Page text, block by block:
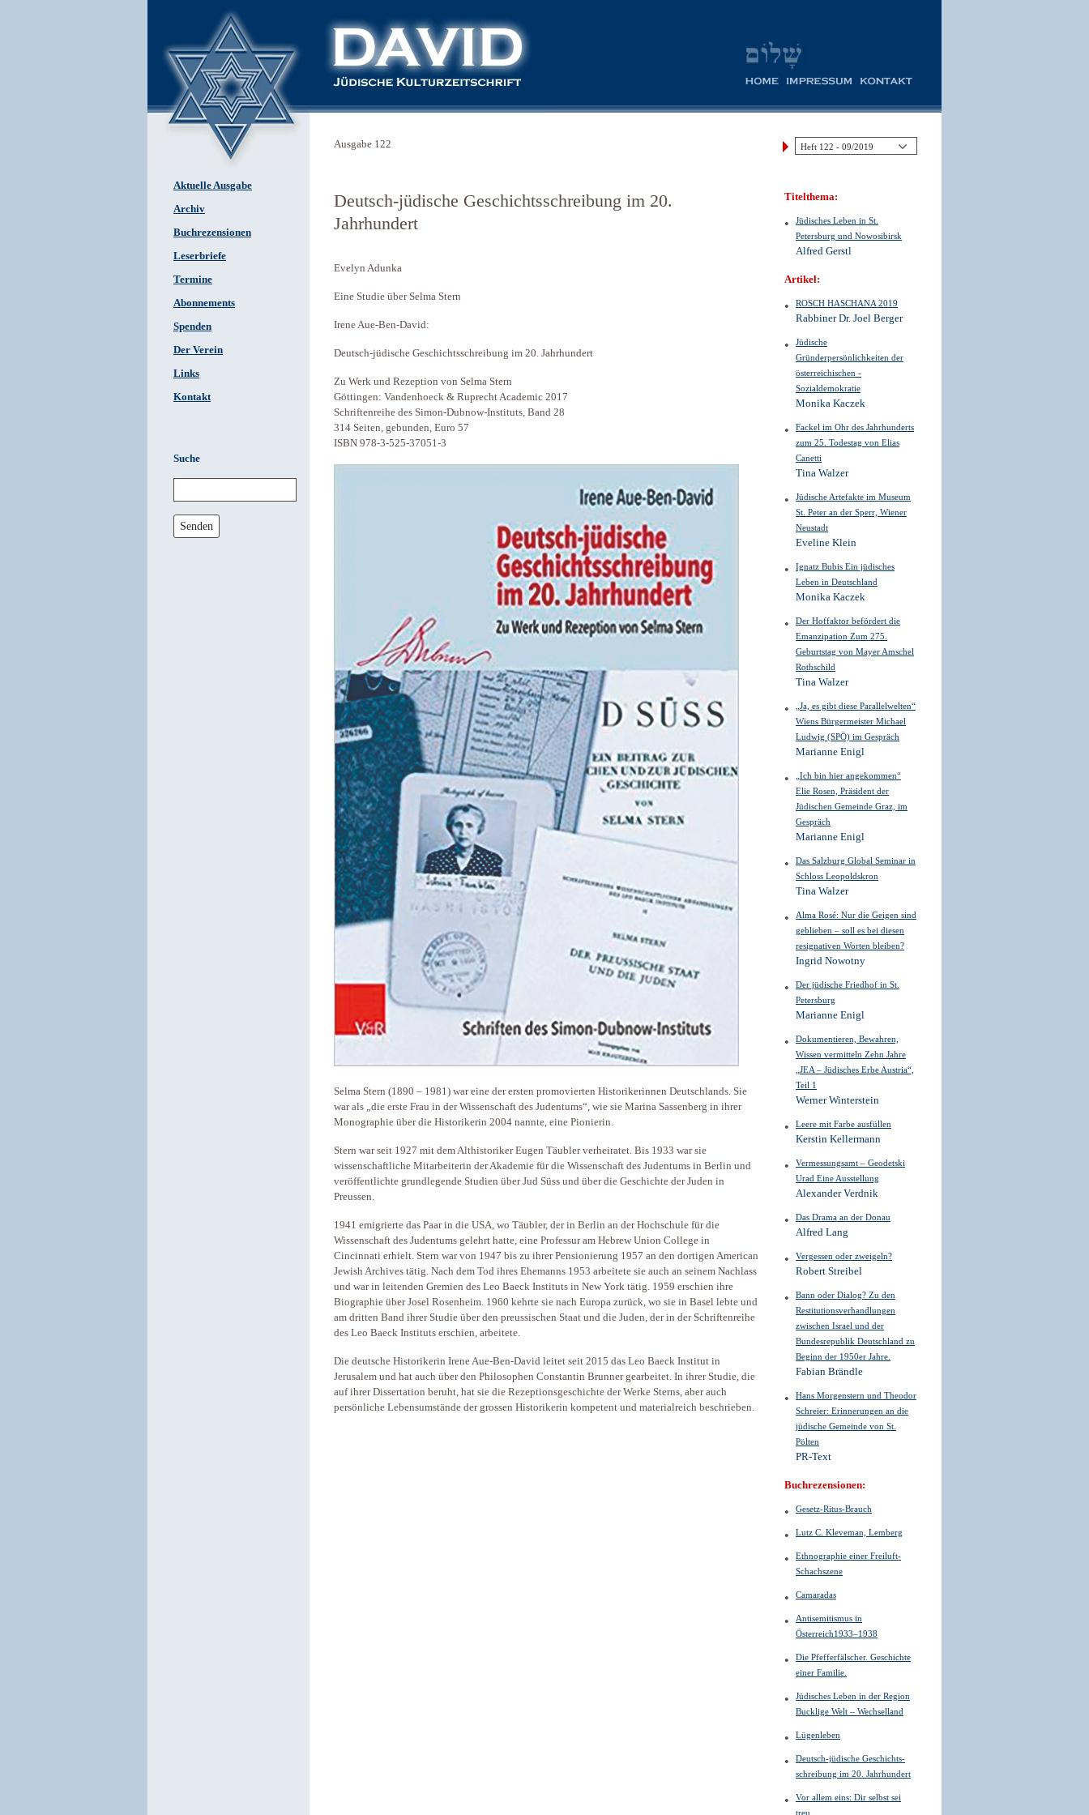
Aktuelle Ausgabe
Archiv
Buchrezensionen
Leserbriefe
Termine
Abonnements
Spenden
Der Verein
Links
Kontakt
Suche
Senden
Ausgabe 122
Deutsch-jüdische Geschichts­schreibung im 20.
Jahrhundert
Evelyn Adunka
Eine Studie über Selma Stern
Irene Aue-Ben-David:
Deutsch-jüdische Geschichts­schreibung im 20. Jahrhundert
Zu Werk und Rezeption von Selma Stern
Göttingen: Vandenhoeck & Ruprecht Academic 2017
Schriftenreihe des Simon-Dubnow-Instituts, Band 28
314 Seiten, gebunden, Euro 57
ISBN 978-3-525-37051-3
Selma Stern (1890 – 1981) war eine der ersten promovierten Historikerinnen Deutschlands. Sie
war als „die erste Frau in der Wissenschaft des Judentums“, wie sie Marina Sassenberg in ihrer
Monographie über die Historikerin 2004 nannte, eine Pionierin.
Stern war seit 1927 mit dem Althistoriker Eugen Täubler verheiratet. Bis 1933 war sie
wissenschaftliche Mitarbeiterin der Akademie für die Wissenschaft des Judentums in Berlin und
veröffentlichte grundlegende Studien über Jud Süss und über die Geschichte der Juden in
Preussen.
1941 emigrierte das Paar in die USA, wo Täubler, der in Berlin an der Hochschule für die
Wissenschaft des Judentums gelehrt hatte, eine Professur am Hebrew Union College in
Cincinnati erhielt. Stern war von 1947 bis zu ihrer Pensionierung 1957 an den dortigen American
Jewish Archives tätig. Nach dem Tod ihres Ehemanns 1953 arbeitete sie auch an seinem Nachlass
und war in leitenden Gremien des Leo Baeck Instituts in New York tätig. 1959 erschien ihre
Biographie über Josel Rosenheim. 1960 kehrte sie nach Europa zurück, wo sie in Basel lebte und
am dritten Band ihrer Studie über den preussischen Staat und die Juden, der in der Schriftenreihe
des Leo Baeck Instituts erschien, arbeitete.
Die deutsche Historikerin Irene Aue-Ben-David leitet seit 2015 das Leo Baeck Institut in
Jerusalem und hat auch über den Philosophen Constantin Brunner gearbeitet. In ihrer Studie, die
auf ihrer Dissertation beruht, hat sie die Rezeptionsgeschichte der Werke Sterns, aber auch
persönliche Lebensumstände der grossen Historikerin kompetent und materialreich beschrieben.
Titelthema:
Jüdisches Leben in St.
Petersburg und Nowosibirsk
Alfred Gerstl
Artikel:
ROSCH HASCHANA 2019
Rabbiner Dr. Joel Berger
Jüdische
Gründerpersönlichkeiten der
österreichischen ­
Sozialdemokratie
Monika Kaczek
Fackel im Ohr des Jahrhunderts
zum 25. Todestag von Elias
Canetti
Tina Walzer
Jüdische Artefakte im Museum
St. Peter an der Sperr, Wiener
Neustadt
Eveline Klein
Ignatz Bubis Ein jüdisches
Leben in Deutschland
Monika Kaczek
Der Hoffaktor befördert die
Emanzipation Zum 275.
Geburtstag von Mayer Amschel
Rothschild
Tina Walzer
„Ja, es gibt diese Parallelwelten“
Wiens Bürgermeister Michael
Ludwig (SPÖ) im Gespräch
Marianne Enigl
„Ich bin hier angekommen“
Elie Rosen, Präsident der
Jüdischen Gemeinde Graz, im
Gespräch
Marianne Enigl
Das Salzburg Global ­Seminar in
Schloss ­Leopoldskron
Tina Walzer
Alma Rosé: Nur die Geigen sind
­geblieben – soll es bei diesen
resignativen Worten bleiben?
Ingrid Nowotny
Der jüdische Friedhof in St.
Petersburg
Marianne Enigl
Dokumentieren, Bewahren,
Wissen vermitteln Zehn Jahre
„JEA – Jüdisches Erbe Austria“,
Teil 1
Werner Winterstein
Leere mit Farbe ausfüllen
Kerstin Kellermann
Vermessungsamt – Geodetski
Urad Eine Ausstellung
Alexander Verdnik
Das Drama an der Donau
Alfred Lang
Vergessen oder ­zweigeln?
Robert Streibel
Bann oder Dialog? Zu den
Restitutionsverhandlungen
zwischen Israel und der
Bundesrepublik Deutschland zu
Beginn der 1950er Jahre.
Fabian Brändle
Hans Morgenstern und Theodor
Schreier: Erinnerungen an die
jüdische Gemeinde von St.
Pölten
PR-Text
Buchrezensionen:
Gesetz-Ritus-Brauch
Lutz C. Kleveman, Lemberg
Ethnographie einer Freiluft-
Schachszene
Camaradas
Antisemitismus in
Österreich1933–1938
Die Pfefferfälscher. Geschichte
einer Familie.
Jüdisches Leben in der Region
Bucklige Welt – Wechselland
Lügenleben
Deutsch-jüdische Geschichts­
schreibung im 20. Jahrhundert
Vor allem eins: Dir selbst sei
treu.